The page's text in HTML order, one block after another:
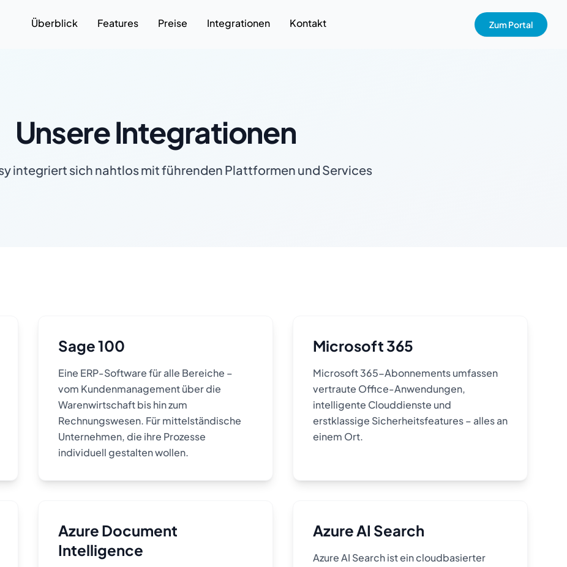
Überblick Features Preise Integrationen Kontakt Zum Portal
Unsere Integrationen
integriert sich nahtlos mit führenden Plattformen und Services
Sage 100
Eine ERP-Software für alle Bereiche –
vom Kundenmanagement über die
Warenwirtschaft bis hin zum
Rechnungswesen. Für mittelständische
Unternehmen, die ihre Prozesse
individuell gestalten wollen.
Microsoft 365
Microsoft 365-Abonnements umfassen
vertraute Office-Anwendungen,
intelligente Clouddienste und
erstklassige Sicherheitsfeatures – alles an
einem Ort.
Azure Document
Intelligence
Azure AI Search
Azure AI Search ist ein cloudbasierter